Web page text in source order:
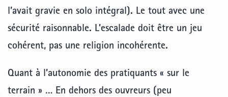
l’avait gravie en solo intégral). Le tout avec une
sécurité raisonnable. L’escalade doit être un jeu
cohérent, pas une religion incohérente.
Quant à l’autonomie des pratiquants « sur le
terrain » … En dehors des ouvreurs (peu